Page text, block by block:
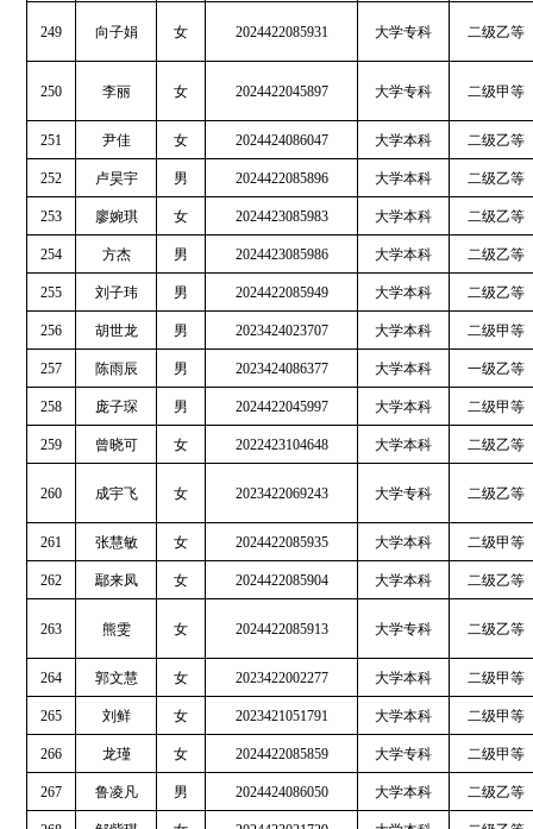
249 向子娟 女 2024422085931 大学专科 二级乙等
250 李丽 女 2024422045897 大学专科 二级甲等
251 尹佳 女 2024424086047 大学本科 二级乙等
252 卢昊宇 男 2024422085896 大学本科 二级乙等
253 廖婉琪 女 2024423085983 大学本科 二级乙等
254 方杰 男 2024423085986 大学本科 二级乙等
255 刘子玮 男 2024422085949 大学本科 二级乙等
256 胡世龙 男 2023424023707 大学本科 二级甲等
257 陈雨辰 男 2023424086377 大学本科 一级乙等
258 庞子琛 男 2024422045997 大学本科 二级甲等
259 曾晓可 女 2022423104648 大学本科 二级乙等
260 成宇飞 女 2023422069243 大学专科 二级乙等
261 张慧敏 女 2024422085935 大学本科 二级甲等
262 鄢来凤 女 2024422085904 大学本科 二级乙等
263 熊雯 女 2024422085913 大学专科 二级乙等
264 郭文慧 女 2023422002277 大学本科 二级甲等
265 刘鲜 女 2023421051791 大学本科 二级甲等
266 龙瑾 女 2024422085859 大学专科 二级甲等
267 鲁凌凡 男 2024424086050 大学本科 二级乙等